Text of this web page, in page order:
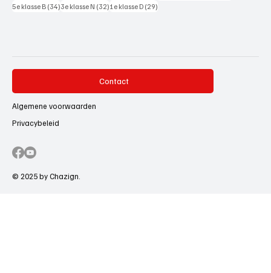
5e klasse B (34)34 posts
3e klasse N (32)32 posts
1e klasse D (29)
Contact
Algemene voorwaarden
Privacybeleid
© 2025 by Chazign.